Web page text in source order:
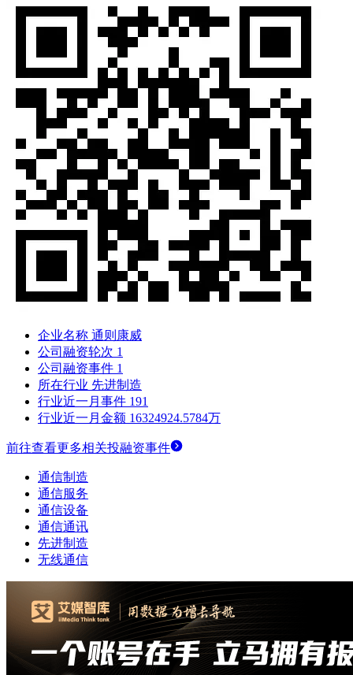
企业名称 通则康威
公司融资轮次 1
公司融资事件 1
所在行业 先进制造
行业近一月事件 191
行业近一月金额 16324924.5784万
前往查看更多相关投融资事件
通信制造
通信服务
通信设备
通信通讯
先进制造
无线通信